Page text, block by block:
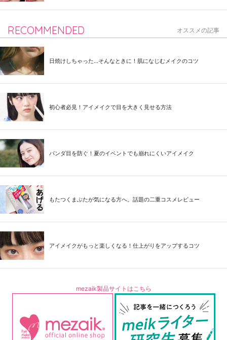
RECOMMENDED オススメの記事
日焼けしちゃった...そんなときに！肌になじむメイクのコツ
初心者必見！アイメイクで目を大きく見せる方法
パンダ目を防ぐ！夏のイベントでも崩れにくいアイメイク
もたつくまぶたが気になる方へ。話題の二重コスメレビュー
アイメイクがもっと楽しくなる！仕上がりをアップするコツ
mezaik製品サイトはこちら